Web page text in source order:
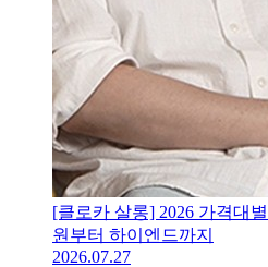
[클로카 살롱] 2026 가격대
원부터 하이엔드까지
2026.07.27